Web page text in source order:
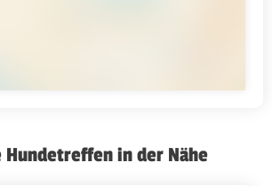
Hundetreffen in der Nähe